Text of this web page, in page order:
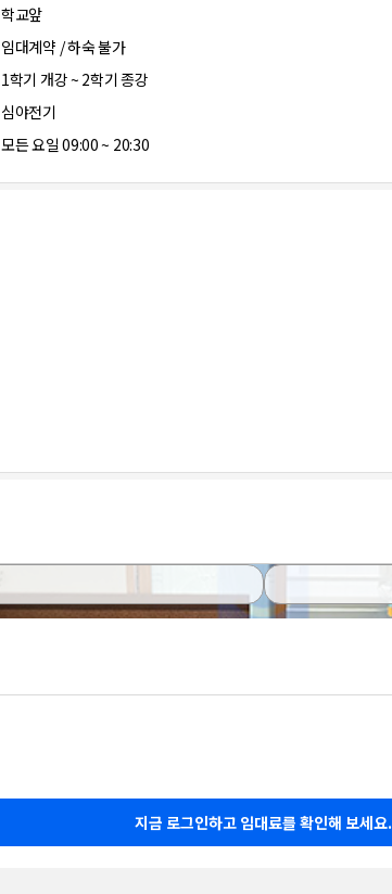
학교앞
임대계약 / 하숙 불가
1학기 개강 ~ 2학기 종강
심야전기
모든 요일 09:00 ~ 20:30
지금 로그인하고 임대료를 확인해 보세요.